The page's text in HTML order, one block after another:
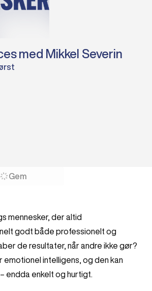
med Mikkel Severin
Gem
mennesker, der altid
godt både professionelt og
de resultater, når andre ikke gør?
emotionel intelligens, og den kan
endda enkelt og hurtigt.